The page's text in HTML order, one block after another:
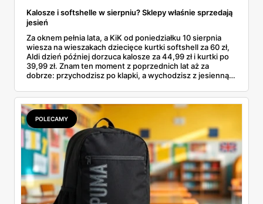
Kalosze i softshelle w sierpniu? Sklepy właśnie sprzedają
jesień
Za oknem pełnia lata, a KiK od poniedziałku 10 sierpnia
wiesza na wieszakach dziecięce kurtki softshell za 60 zł,
Aldi dzień później dorzuca kalosze za 44,99 zł i kurtki po
39,99 zł. Znam ten moment z poprzednich lat aż za
dobrze: przychodzisz po klapki, a wychodzisz z jesienną
pojawi się w gazetkach w przyszłym tygodniu i czy jest
sens kupować jesień, zanim skończą się wakacje.
POLECAMY